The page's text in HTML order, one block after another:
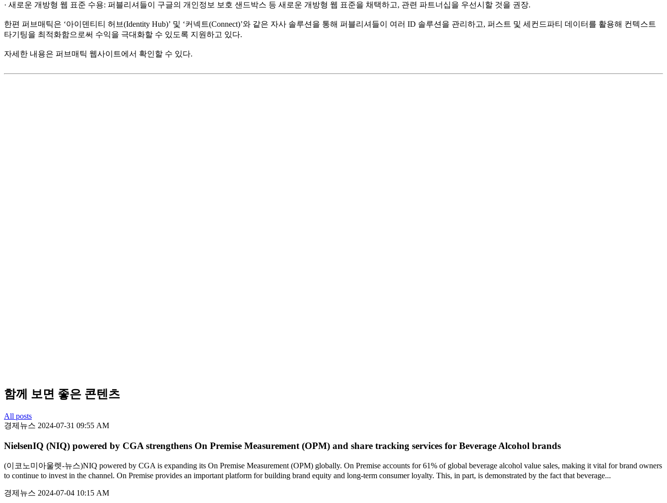
· 새로운 개방형 웹 표준 수용: 퍼블리셔들이 구글의 개인정보 보호 샌드박스 등 새로운 개방형 웹 표준을 채택하고, 관련 파트너십을 우선시할 것을 권장.
한편 퍼브매틱은 ‘아이덴티티 허브(Identity Hub)’ 및 ‘커넥트(Connect)’와 같은 자사 솔루션을 통해 퍼블리셔들이 여러 ID 솔루션을 관리하고, 퍼스트 및 세컨드파티 데이터를 활용해 컨텍스트
타기팅을 최적화함으로써 수익을 극대화할 수 있도록 지원하고 있다.
자세한 내용은 퍼브매틱 웹사이트에서 확인할 수 있다.
함께 보면 좋은 콘텐츠
All posts
경제뉴스 2024-07-31 09:55 AM
NielsenIQ (NIQ) powered by CGA strengthens On Premise Measurement (OPM) and share tracking services for Beverage Alcohol brands
(이코노미아울렛-뉴스)NIQ powered by CGA is expanding its On Premise Measurement (OPM) globally. On Premise accounts for 61% of global beverage alcohol value sales, making it vital for brand owners
to continue to invest in the channel. On Premise provides an important platform for building brand equity and long-term consumer loyalty. This, in part, is demonstrated by the fact that beverage...
경제뉴스 2024-07-04 10:15 AM